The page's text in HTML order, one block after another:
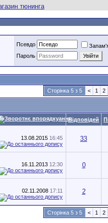
Псевдо
Пароль
Сторінка 5 з 5
< 1 2
Відповідей
13.08.2015 16:45
33
16.11.2013 12:30
0
02.11.2008 17:11
2
Сторінка 5 з 5 < 1 2